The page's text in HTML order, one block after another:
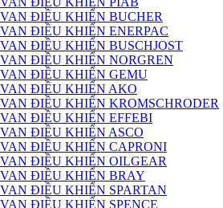
VAN ĐIỀU KHIỂN BUCHER
VAN ĐIỀU KHIỂN ENERPAC
VAN ĐIỀU KHIỂN BUSCHJOST
VAN ĐIỀU KHIỂN NORGREN
VAN ĐIỀU KHIỂN GEMU
VAN ĐIỀU KHIỂN AKO
VAN ĐIỀU KHIỂN KROMSCHRODER
VAN ĐIỀU KHIỂN EFFEBI
VAN ĐIỀU KHIỂN ASCO
VAN ĐIỀU KHIỂN CAPRONI
VAN ĐIỀU KHIỂN OILGEAR
VAN ĐIỀU KHIỂN BRAY
VAN ĐIỀU KHIỂN SPARTAN
VAN ĐIỀU KHIỂN SPENCE